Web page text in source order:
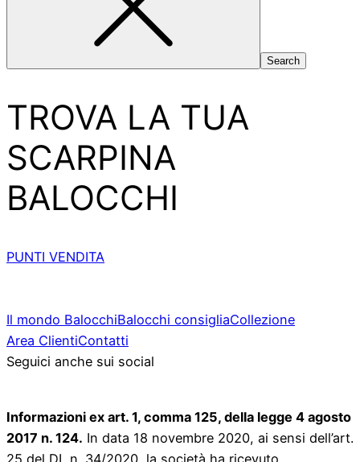
TROVA LA TUA
SCARPINA
BALOCCHI
PUNTI VENDITA
Il mondo BalocchiBalocchi consigliaCollezione
Area ClientiContatti
Seguici anche sui social
Informazioni ex art. 1, comma 125, della legge 4 agosto
2017 n. 124. In data 18 novembre 2020, ai sensi dell’art.
25 del DL n. 34/2020, la società ha ricevuto